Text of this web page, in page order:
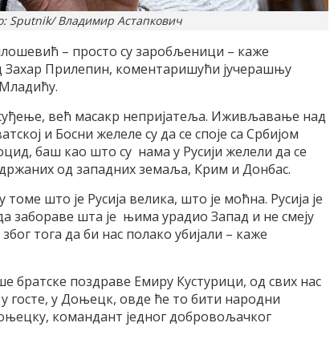
Sputnik/ Владимир Астапкович
– просто су заробљеници – каже
Захар Прилепин, коментаришући јучерашњу
већ масакр непријатеља. Иживљавање над
и Босни желеле су да се споје са Србијом
баш као што су нама у Русији желели да се
од западних земаља, Крим и Донбас.
томе што је Русија велика, што је моћна. Русија је
забораве шта је њима урадио Запад и не смеју
тога да би нас полако убијали – каже
братске поздраве Емиру Кустурици, од свих нас
у Доњецк, овде ће то бити народни
командант једног добровољачког